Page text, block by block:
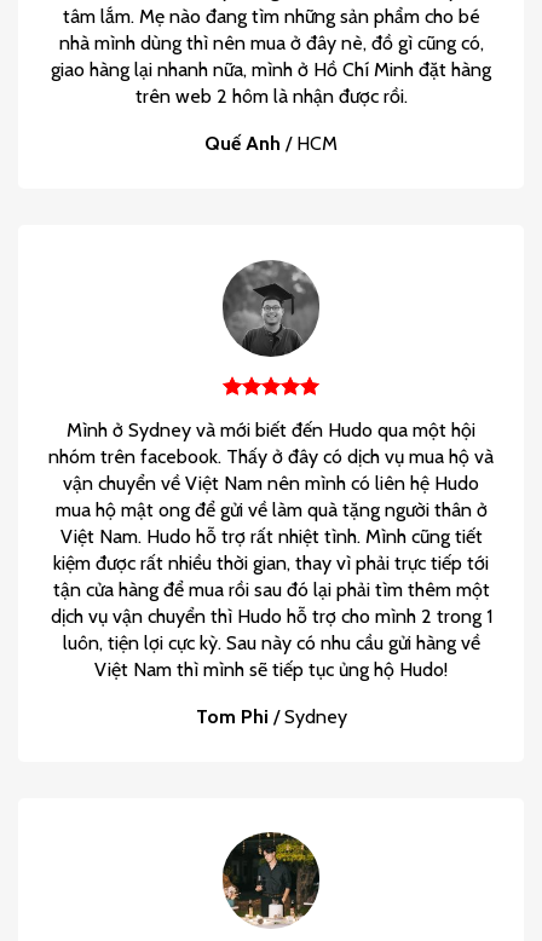
tâm lắm. Mẹ nào đang tìm những sản phẩm cho bé
nhà mình dùng thì nên mua ở đây nè, đồ gì cũng có,
giao hàng lại nhanh nữa, mình ở Hồ Chí Minh đặt hàng
trên web 2 hôm là nhận được rồi.
Quế Anh / HCM
Mình ở Sydney và mới biết đến Hudo qua một hội
nhóm trên facebook. Thấy ở đây có dịch vụ mua hộ và
vận chuyển về Việt Nam nên mình có liên hệ Hudo
mua hộ mật ong để gửi về làm quà tặng người thân ở
Việt Nam. Hudo hỗ trợ rất nhiệt tình. Mình cũng tiết
kiệm được rất nhiều thời gian, thay vì phải trực tiếp tới
tận cửa hàng để mua rồi sau đó lại phải tìm thêm một
dịch vụ vận chuyển thì Hudo hỗ trợ cho mình 2 trong 1
luôn, tiện lợi cực kỳ. Sau này có nhu cầu gửi hàng về
Việt Nam thì mình sẽ tiếp tục ủng hộ Hudo!
Tom Phi /Sydney